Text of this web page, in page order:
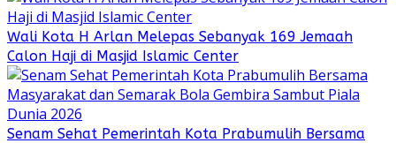
Wali Kota H Arlan Melepas Sebanyak 169 Jemaah
Calon Haji di Masjid Islamic Center
Senam Sehat Pemerintah Kota Prabumulih Bersama